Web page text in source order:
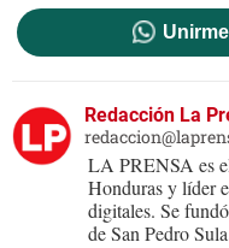
Redacción La
LA PRENSA es
Honduras y líder
digitales. Se
de San Pedro